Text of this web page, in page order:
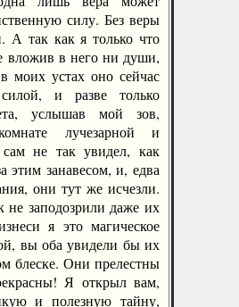
силу. Без веры
А так как я только что
вложив в него ни души,
моих устах оно сейчас
и разве только
услышав мой зов,
лучезарной и
не так увидел, как
этим занавесом, и, едва
они тут же исчезли.
заподозрили даже их
я это магическое
вы оба увидели бы их
блеске. Они прелестны
Я открыл вам,
и полезную тайну,